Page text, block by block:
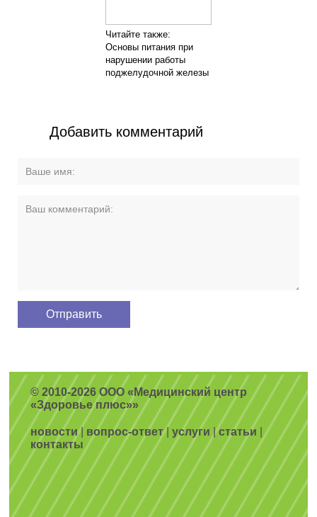
Читайте также:
Основы питания при
нарушении работы
поджелудочной железы
Добавить комментарий
© 2010-2026 ООО «Медицинский центр
«Здоровье плюс»»
новости| вопрос-ответ|услуги |статьи
контакты